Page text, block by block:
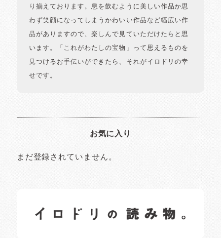
り揃えております。息を飲むように美しい作品か思
わず笑顔になってしまうかわいい作品など幅広い作
品がありますので、楽しんで見ていただけたらと思
います。「これがわたしの宝物」って思えるものを
見つけるお手伝いができたら、それがイロドリの幸
せです。
お気に入り
まだ登録されていません。
日常の様子など随時更新中です。